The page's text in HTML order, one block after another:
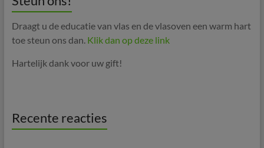
Draagt u de educatie van vlas en de vlasoven een warm hart
toe steun ons dan. Klik dan op deze link
Hartelijk dank voor uw gift!
Recente reacties